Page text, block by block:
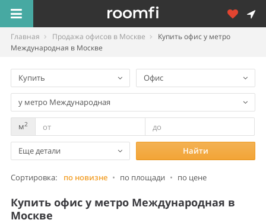
Главная Продажа офисов в Москве
Купить офис у метро
Международная в Москве
Купить Офис
у метро Международная
м2
Еще детали Найти
Сортировка: по новизне • по площади • по цене
Купить офис у метро Международная в
Москве